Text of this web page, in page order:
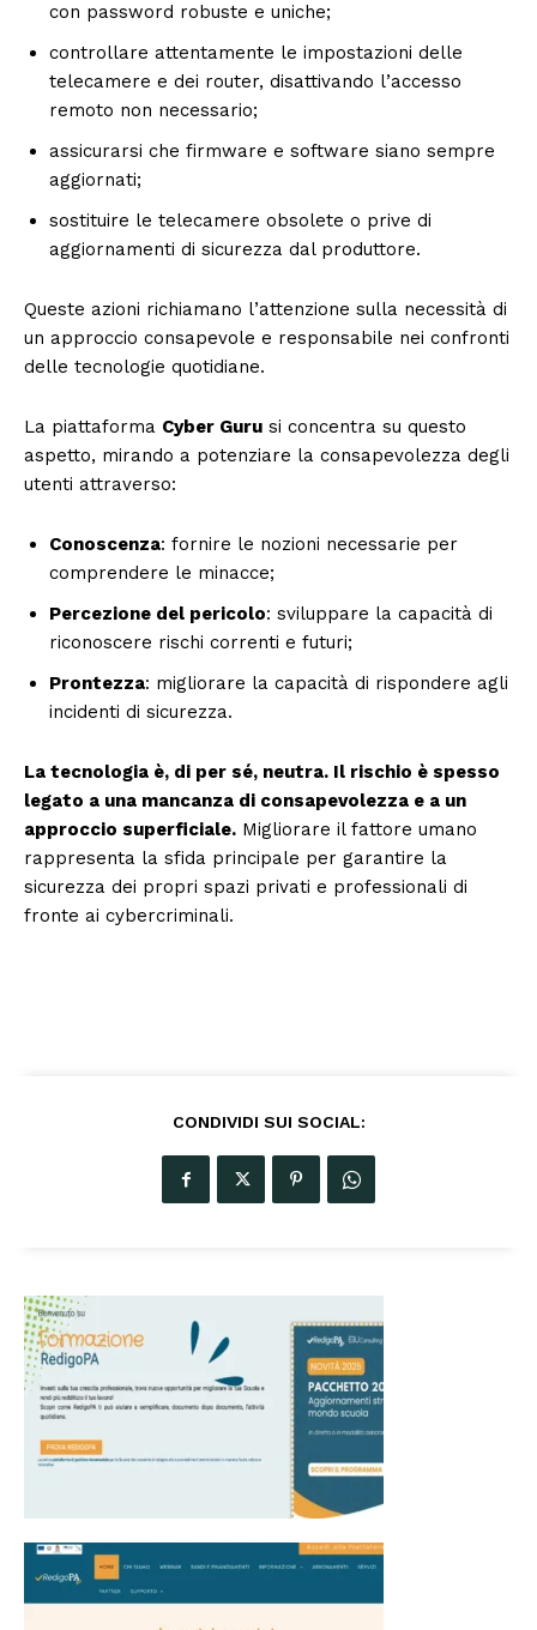
con password robuste e uniche;
controllare attentamente le impostazioni delle
telecamere e dei router, disattivando l’accesso
remoto non necessario;
assicurarsi che firmware e software siano sempre
aggiornati;
sostituire le telecamere obsolete o prive di
aggiornamenti di sicurezza dal produttore.
Queste azioni richiamano l’attenzione sulla necessità di
un approccio consapevole e responsabile nei confronti
delle tecnologie quotidiane.
La piattaforma Cyber Guru si concentra su questo
aspetto, mirando a potenziare la consapevolezza degli
utenti attraverso:
Conoscenza: fornire le nozioni necessarie per
comprendere le minacce;
Percezione del pericolo: sviluppare la capacità di
riconoscere rischi correnti e futuri;
Prontezza: migliorare la capacità di rispondere agli
incidenti di sicurezza.
La tecnologia è, di per sé, neutra. Il rischio è spesso
legato a una mancanza di consapevolezza e a un
approccio superficiale. Migliorare il fattore umano
rappresenta la sfida principale per garantire la
sicurezza dei propri spazi privati e professionali di
fronte ai cybercriminali.
CONDIVIDI SUI SOCIAL: